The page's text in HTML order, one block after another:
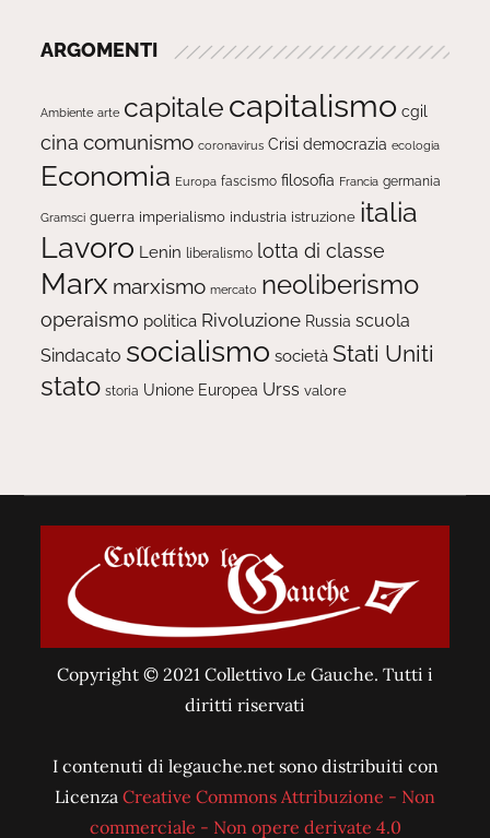
ARGOMENTI
Ambiente arte capitale capitalismo cgil
cina comunismo coronavirus Crisi democrazia ecologia
Economia Europa fascismo filosofia Francia germania
Gramsci guerra imperialismo industria istruzione italia
Lavoro Lenin liberalismo lotta di classe
Marx marxismo mercato neoliberismo
operaismo politica Rivoluzione Russia scuola
Sindacato socialismo società Stati Uniti
stato storia Unione Europea Urss valore
Copyright © 2021 Collettivo Le Gauche. Tutti i
diritti riservati
I contenuti di legauche.net sono distribuiti con
Licenza Creative Commons Attribuzione - Non
commerciale - Non opere derivate 4.0